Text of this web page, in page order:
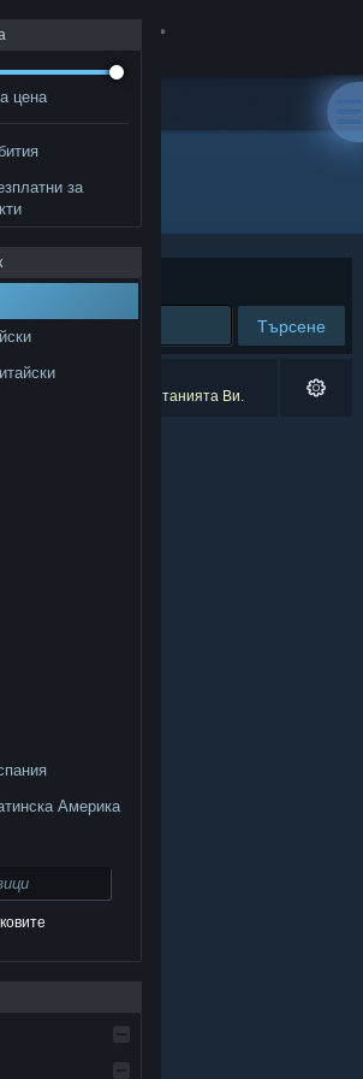
на съответните им
страни.
информация|
на Steam
цена
за
Америка
Търсене
на търсенето Ви.
спрямо предпочитанията Ви.